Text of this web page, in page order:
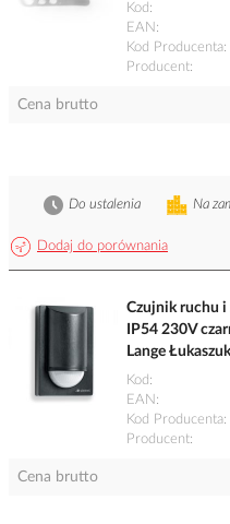
Kod
EAN
Kod Producenta
Producent
Cena brutto
Dodaj do porównania
Na
Do ustalenia
Czujnik ruchu i
IP54 230V
Lange Łukaszuk
Kod
EAN
Kod Producenta
Producent
Cena brutto